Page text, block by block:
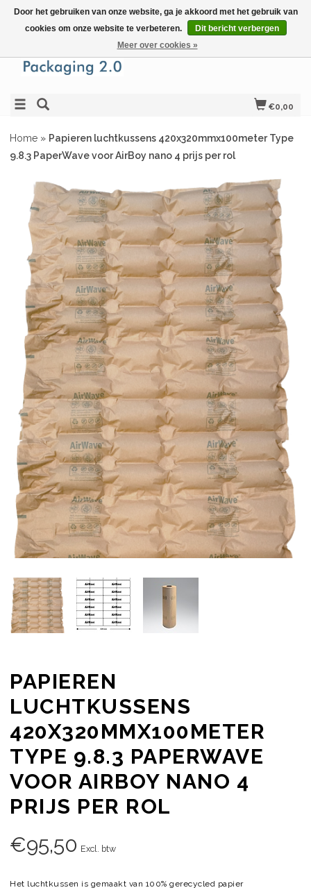
€0,00
Home » Papieren luchtkussens 420x320mmx100meter Type
9.8.3 PaperWave voor AirBoy nano 4 prijs per rol
PAPIEREN
LUCHTKUSSENS
420X320MMX100METER
TYPE 9.8.3 PAPERWAVE
VOOR AIRBOY NANO 4
PRIJS PER ROL
€95,50 Excl. btw
Het luchtkussen is gemaakt van 100% gerecycled papier
Door het gebruiken van onze website, ga je akkoord met het gebruik van
cookies om onze website te verbeteren.
Dit bericht verbergen
Meer over cookies »